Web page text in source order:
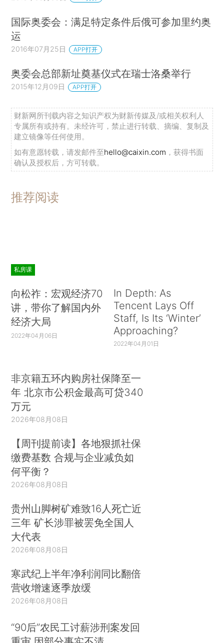
国际奥委会：满足特定条件后俄可参加里约奥
运
2016年07月25日 APP打开
奥委会总部新址奠基仪式在瑞士洛桑举行
2015年12月09日 APP打开
财新网所刊载内容之知识产权为财新传媒及/或相关权利人
专属所有或持有。未经许可，禁止进行转载、摘编、复制及
建立镜像等任何使用。
如有意愿转载，请发邮件至hello@caixin.com ，获得书面
确认及授权后，方可转载。
推荐阅读
私房课
向松祚：宏观经济70
讲，带你了解国内外
经济大局
2022年04月06日
In Depth: As
Tencent Lays Off
Staff, Is Its ‘Winter’
Approaching?
2022年04月01日
非京籍五环内购房社保降至一
年 北京市公积金最高可贷340
万元
2026年08月08日
【周刊提前读】各地狠抓社保
缴费基数 合规与企业减负如
何平衡？
2026年08月08日
贵州山脚树矿难致16人死亡近
三年 矿长涉罪被罢免全国人
大代表
2026年08月08日
寒武纪上半年净利润同比翻倍
营收增速逐季放缓
2026年08月08日
“90后”农民工讨薪涉刑案发回